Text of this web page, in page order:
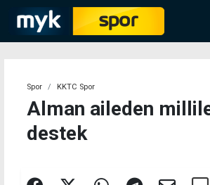
Spor KKTC Spor
Alman aileden
destek